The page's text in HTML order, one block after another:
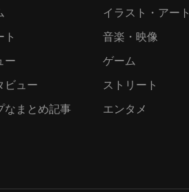
ト
ー
ビュー
なまとめ記事
イラスト・アート
音楽・映像
ゲーム
ストリート
エンタメ